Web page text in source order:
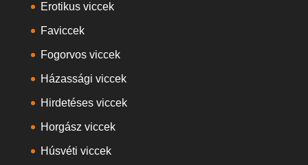
Erotikus viccek
Faviccek
Fogorvos viccek
Házassági viccek
Hirdetéses viccek
Horgász viccek
Húsvéti viccek